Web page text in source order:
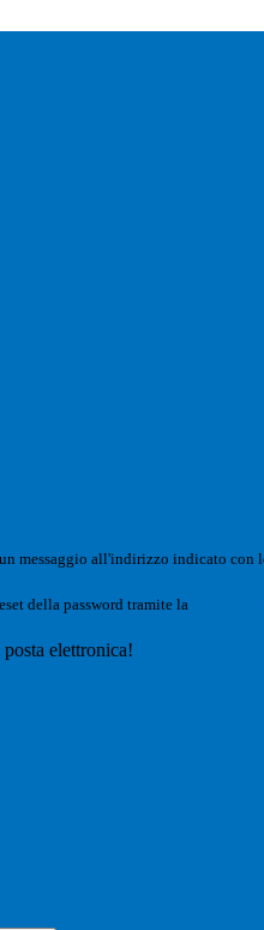
messaggio all'indirizzo indicato con
della password tramite la
elettronica!